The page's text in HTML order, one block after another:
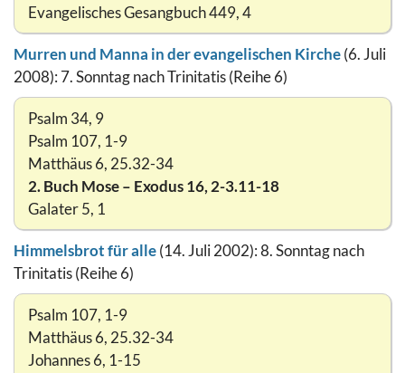
Evangelisches Gesangbuch 449, 4
Murren und Manna in der evangelischen Kirche(6. Juli
2008): 7. Sonntag nach Trinitatis (Reihe 6)
Psalm 34, 9
Psalm 107, 1-9
Matthäus 6, 25.32-34
2. Buch Mose – Exodus 16, 2-3.11-18
Galater 5, 1
Himmelsbrot für alle(14. Juli 2002): 8. Sonntag nach
Trinitatis (Reihe 6)
Psalm 107, 1-9
Matthäus 6, 25.32-34
Johannes 6, 1-15